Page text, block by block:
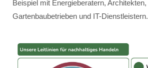
Beispiel mit Energieberatern, Architekten,
Gartenbaubetrieben und IT-Dienstleistern.